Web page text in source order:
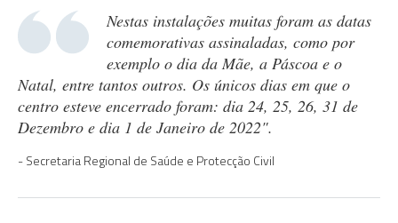
Nestas instalações muitas foram as datas
comemorativas assinaladas, como por
exemplo o dia da Mãe, a Páscoa e o
Natal, entre tantos outros. Os únicos dias em que o
centro esteve encerrado foram: dia 24, 25, 26, 31 de
Dezembro e dia 1 de Janeiro de 2022".
Secretaria Regional de Saúde e Protecção Civil